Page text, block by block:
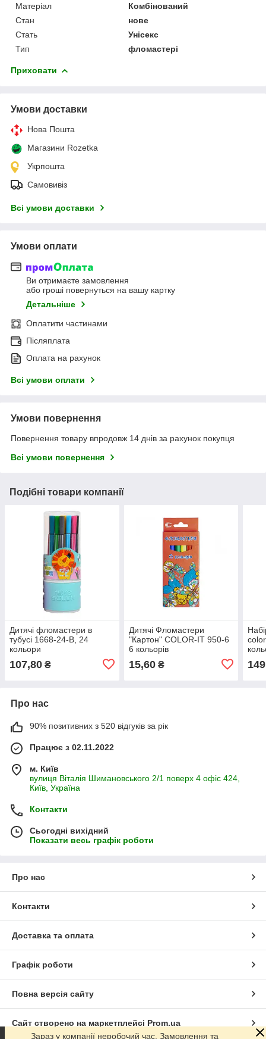
Матеріал
Комбінований
Стан
нове
Стать
Унісекс
Тип
фломастері
Приховати
Умови доставки
Нова Пошта
Магазини Rozetka
Укрпошта
Самовивіз
Всі умови доставки
Умови оплати
Ви отримаєте замовлення
або гроші повернуться на вашу картку
Детальніше
Оплатити частинами
Післяплата
Оплата на рахунок
Всі умови оплати
Умови повернення
Повернення товару впродовж 14 днів за рахунок покупця
Всі умови повернення
Подібні товари компанії
Дитячі фломастери в
тубусі 1668-24-B, 24
кольори
107,80 ₴
Дитячі Фломастери
"Картон" COLOR-IT 950-6
6 кольорів
15,60₴
Про нас
90% позитивних з 520 відгуків за рік
Працює з 02.11.2022
м. Київ
вулиця Віталія Шимановського 2/1 поверх 4 офіс 424,
Київ, Україна
Контакти
Сьогодні вихідний
Показати весь графік роботи
Про нас
Контакти
Доставка та оплата
Графік роботи
Повна версія сайту
Сайт створено на маркетплейсі Prom.ua
Зараз у компанії неробочий час. Замовлення та